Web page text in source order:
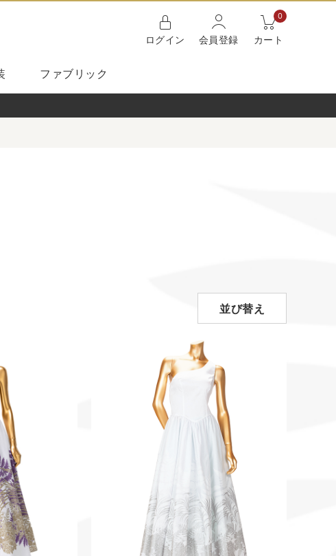
ログイン 会員登録
0
カート
ファブリック
並び替え